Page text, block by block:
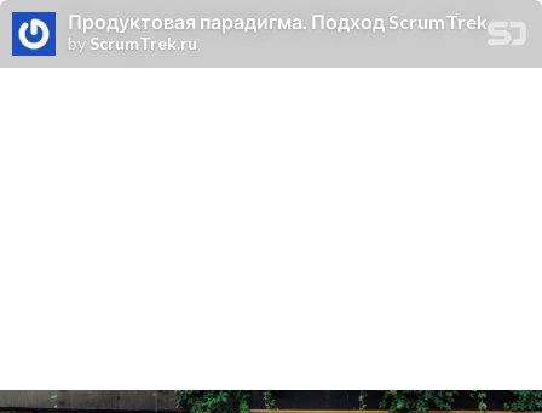
Продуктовая парадигма. Подход ScrumTrek
by ScrumTrek.ru